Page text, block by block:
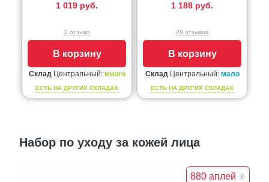
1 019 руб.
2 отзыва
В корзину
СкладЦентральный: много
ЕСТЬ НА ДРУГИХ СКЛАДАХ
1 188 руб.
29 отзывов
В корзину
СкладЦентральный: мало
ЕСТЬ НА ДРУГИХ СКЛАДАХ
Набор по уходу за кожей лица
880 аплей